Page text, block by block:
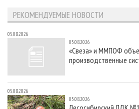
РЕКОМЕНДУЕМЫЕ НОВОСТИ
05.08.2026
05.08.2026
«Свеза» и ММПОФ
производственные
05.08.2026
05.08.2026